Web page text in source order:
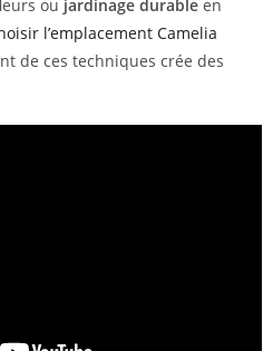
ou jardinage durable en
l’emplacement Camelia
de ces techniques crée des